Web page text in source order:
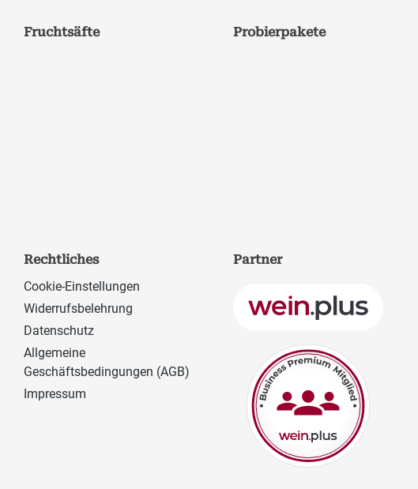
Fruchtsäfte Probierpakete
Rechtliches
Cookie-Einstellungen
Widerrufsbelehrung
Datenschutz
Allgemeine
Geschäftsbedingungen (AGB)
Impressum
Partner